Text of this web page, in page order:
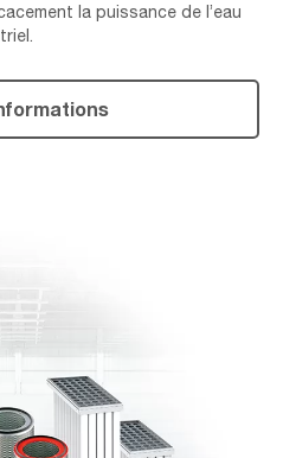
la puissance de l’eau